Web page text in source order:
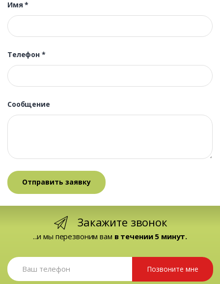
Имя*
Телефон *
Сообщение
Закажите звонок
...и мы перезвоним вам в течении 5 минут.
Позвоните мне